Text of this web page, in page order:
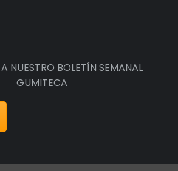
NUESTRO BOLETÍN SEMANAL
GUMITECA